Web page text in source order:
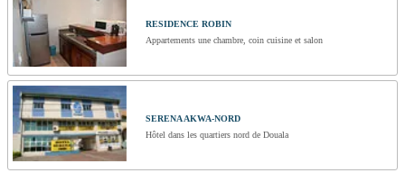
RESIDENCE ROBIN
Appartements une chambre, coin cuisine et salon
SERENA AKWA-NORD
Hôtel dans les quartiers nord de Douala